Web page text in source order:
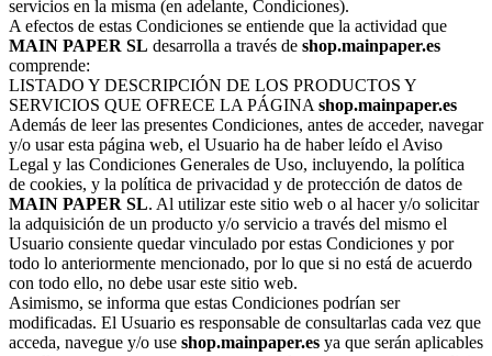
servicios en la misma (en adelante, Condiciones).
A efectos de estas Condiciones se entiende que la actividad que
MAIN PAPER SL desarrolla a través de shop.mainpaper.es
comprende:
LISTADO Y DESCRIPCIÓN DE LOS PRODUCTOS Y
SERVICIOS QUE OFRECE LA PÁGINA shop.mainpaper.es
Además de leer las presentes Condiciones, antes de acceder, navegar
y/o usar esta página web, el Usuario ha de haber leído el Aviso
Legal y las Condiciones Generales de Uso, incluyendo, la política
de cookies, y la política de privacidad y de protección de datos de
MAIN PAPER SL. Al utilizar este sitio web o al hacer y/o solicitar
la adquisición de un producto y/o servicio a través del mismo el
Usuario consiente quedar vinculado por estas Condiciones y por
todo lo anteriormente mencionado, por lo que si no está de acuerdo
con todo ello, no debe usar este sitio web.
Asimismo, se informa que estas Condiciones podrían ser
modificadas. El Usuario es responsable de consultarlas cada vez que
acceda, navegue y/o use shop.mainpaper.es ya que serán aplicables